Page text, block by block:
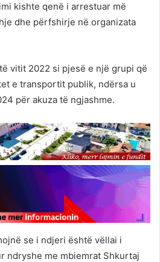
kishte qenë i arrestuar më
dhe përfshirje në organizata
vitit 2022 si pjesë e një grupi që
e transportit publik, ndërsa u
për akuza të ngjashme.
se i ndjeri është vëllai i
ndryshe me mbiemrat Shkurtaj